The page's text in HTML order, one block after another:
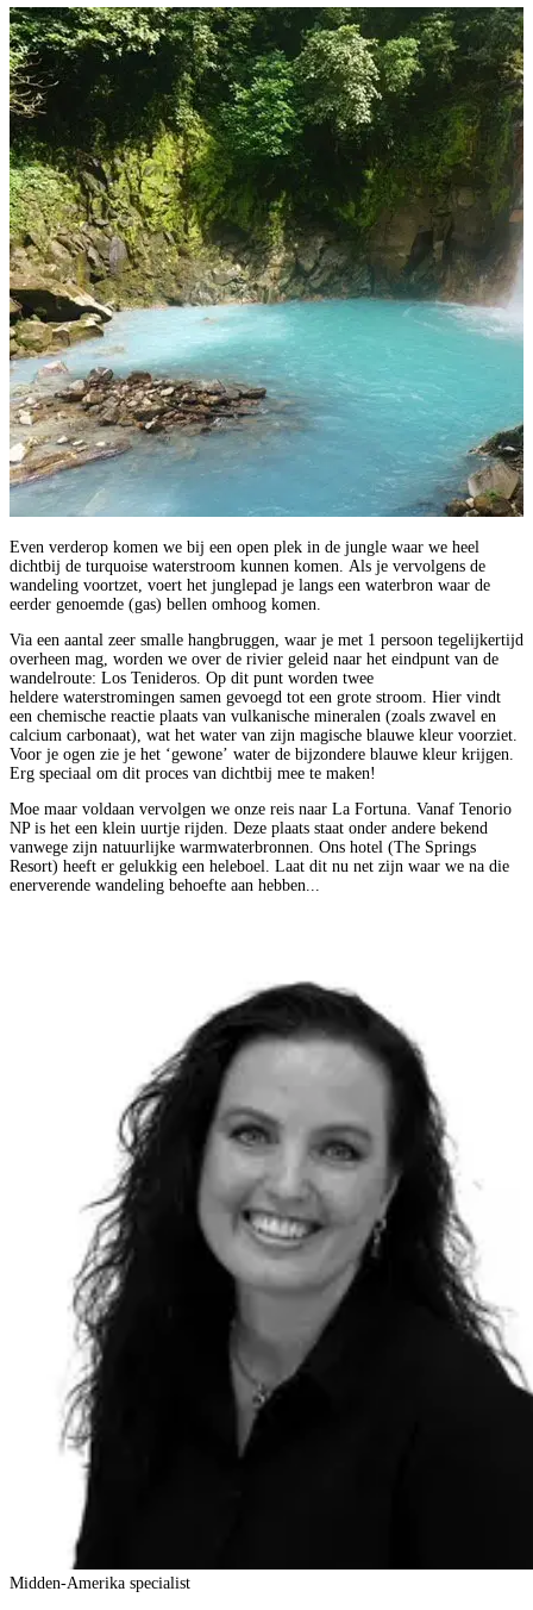
Even verderop komen we bij een open plek in de jungle waar we heel
dichtbij de turquoise waterstroom kunnen komen. Als je vervolgens de
wandeling voortzet, voert het junglepad je langs een waterbron waar de
eerder genoemde (gas) bellen omhoog komen.
Via een aantal zeer smalle hangbruggen, waar je met 1 persoon tegelijkertijd
overheen mag, worden we over de rivier geleid naar het eindpunt van de
wandelroute: Los Tenideros. Op dit punt worden twee
heldere waterstromingen samen gevoegd tot een grote stroom. Hier vindt
een chemische reactie plaats van vulkanische mineralen (zoals zwavel en
calcium carbonaat), wat het water van zijn magische blauwe kleur voorziet.
Voor je ogen zie je het ‘gewone’ water de bijzondere blauwe kleur krijgen.
Erg speciaal om dit proces van dichtbij mee te maken!
Moe maar voldaan vervolgen we onze reis naar La Fortuna. Vanaf Tenorio
NP is het een klein uurtje rijden. Deze plaats staat onder andere bekend
vanwege zijn natuurlijke warmwaterbronnen. Ons hotel (The Springs
Resort) heeft er gelukkig een heleboel. Laat dit nu net zijn waar we na die
enerverende wandeling behoefte aan hebben...
Midden-Amerika specialist